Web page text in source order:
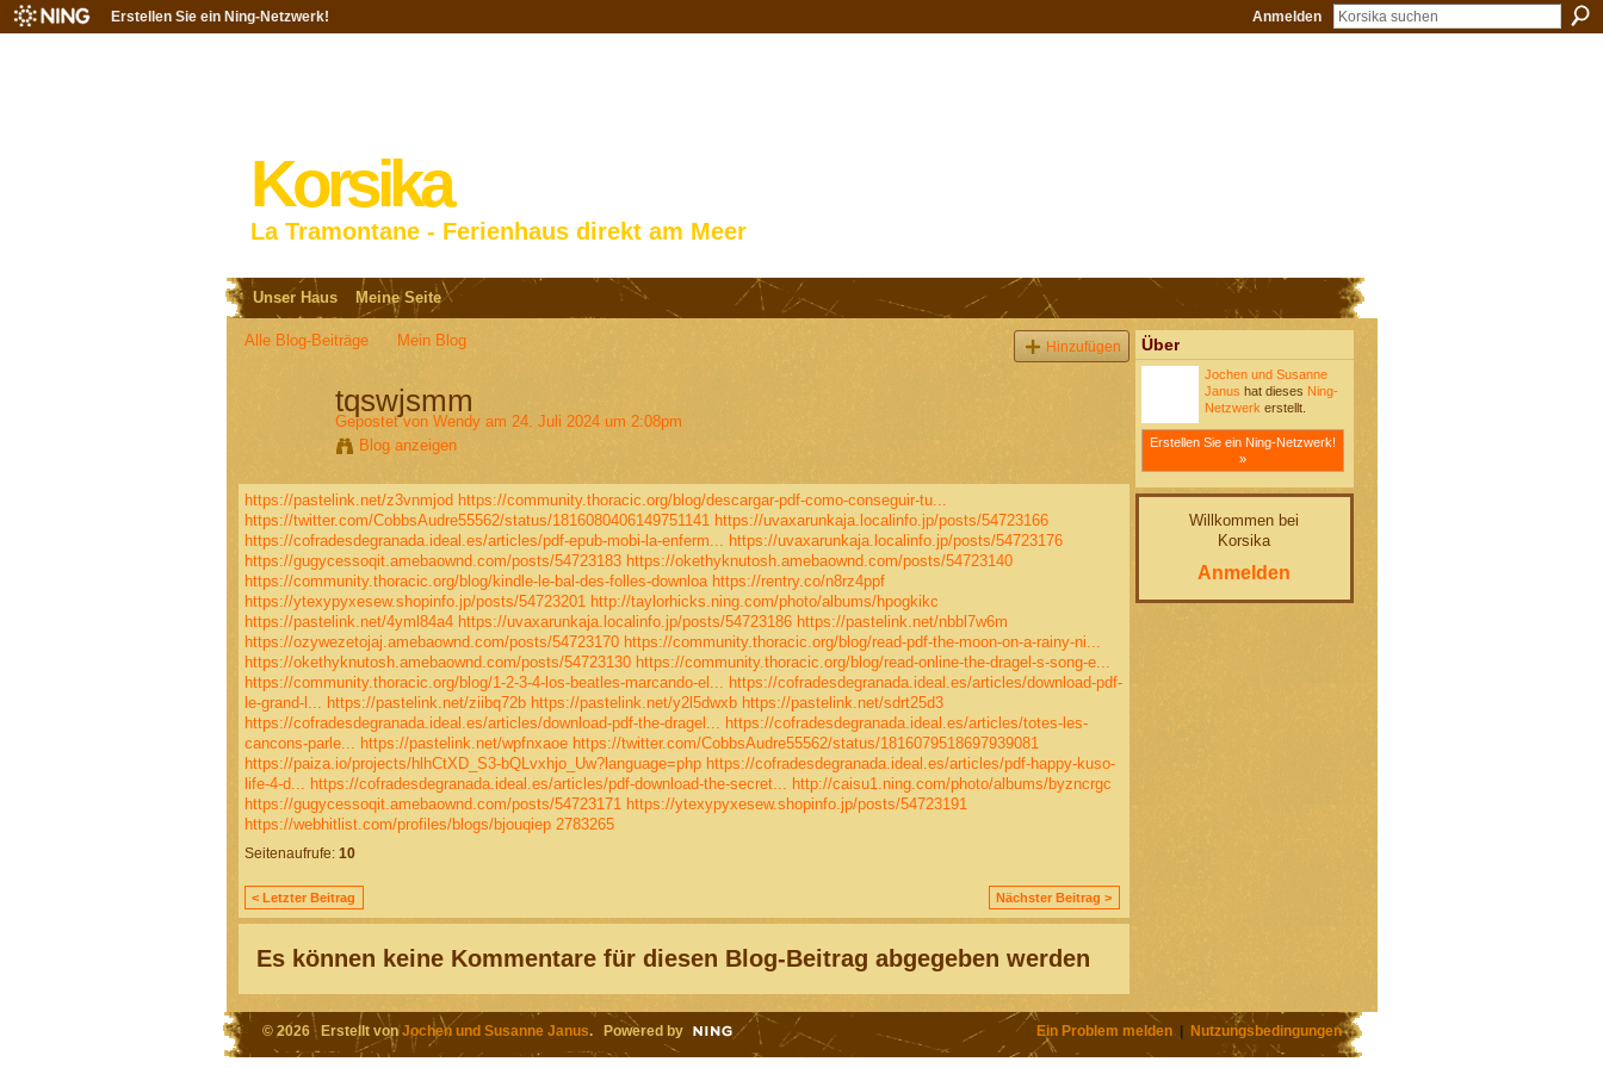
Erstellen Sie ein Ning-Netzwerk! Anmelden
Korsika
La Tramontane - Ferienhaus direkt am Meer
Unser Haus Meine Seite
Alle Blog-Beiträge Mein Blog Hinzufügen
tqswjsmm
Gepostet von Wendyam 24. Juli 2024 um 2:08pm
Blog anzeigen
https://pastelink.net/z3vnmjod https://community.thoracic.org/blog/descargar-pdf-como-conseguir-tu...
https://twitter.com/CobbsAudre55562/status/1816080406149751141 https://uvaxarunkaja.localinfo.jp/posts/54723166
https://cofradesdegranada.ideal.es/articles/pdf-epub-mobi-la-enferm...
https://uvaxarunkaja.localinfo.jp/posts/54723176
https://gugycessoqit.amebaownd.com/posts/54723183 https://okethyknutosh.amebaownd.com/posts/54723140
https://community.thoracic.org/blog/kindle-le-bal-des-folles-downloa https://rentry.co/n8rz4ppf
https://ytexypyxesew.shopinfo.jp/posts/54723201 http://taylorhicks.ning.com/photo/albums/hpogkikc
https://pastelink.net/4yml84a4 https://uvaxarunkaja.localinfo.jp/posts/54723186 https://pastelink.net/nbbl7w6m
https://ozywezetojaj.amebaownd.com/posts/54723170 https://community.thoracic.org/blog/read-pdf-the-moon-on-a-rainy-ni...
https://okethyknutosh.amebaownd.com/posts/54723130 https://community.thoracic.org/blog/read-online-the-dragel-s-song-e...
https://community.thoracic.org/blog/1-2-3-4-los-beatles-marcando-el...
https://cofradesdegranada.ideal.es/articles/download-pdf-
le-grand-l...
https://pastelink.net/ziibq72b https://pastelink.net/y2l5dwxb https://pastelink.net/sdrt25d3
https://cofradesdegranada.ideal.es/articles/download-pdf-the-dragel...
https://cofradesdegranada.ideal.es/articles/totes-les-
cancons-parle...
https://pastelink.net/wpfnxaoe https://twitter.com/CobbsAudre55562/status/1816079518697939081
https://paiza.io/projects/hlhCtXD_S3-bQLvxhjo_Uw?language=php https://cofradesdegranada.ideal.es/articles/pdf-happy-kuso-
life-4-d...
https://cofradesdegranada.ideal.es/articles/pdf-download-the-secret...
http://caisu1.ning.com/photo/albums/byzncrgc
https://gugycessoqit.amebaownd.com/posts/54723171 https://ytexypyxesew.shopinfo.jp/posts/54723191
https://webhitlist.com/profiles/blogs/bjouqiep 2783265
Seitenaufrufe: 10
< Letzter Beitrag Nächster Beitrag >
Es können keine Kommentare für diesen Blog-Beitrag abgegeben werden
Über
Jochen und Susanne
Janus hat dieses Ning-
Netzwerk erstellt.
Erstellen Sie ein Ning-Netzwerk!
»
Willkommen bei
Korsika
Anmelden
© 2026 Erstellt vonJochen und Susanne Janus. Powered by Ein Problem melden| Nutzungsbedingungen